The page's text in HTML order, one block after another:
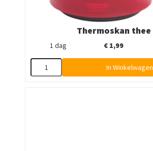
Thermoskan thee
1 dag € 1,99
In Winkelwagen